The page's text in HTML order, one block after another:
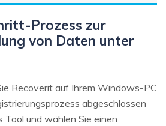
Prozess zur
von Daten unter
Recoverit auf Ihrem Windows-PC
abgeschlossen
Tool und wählen Sie einen